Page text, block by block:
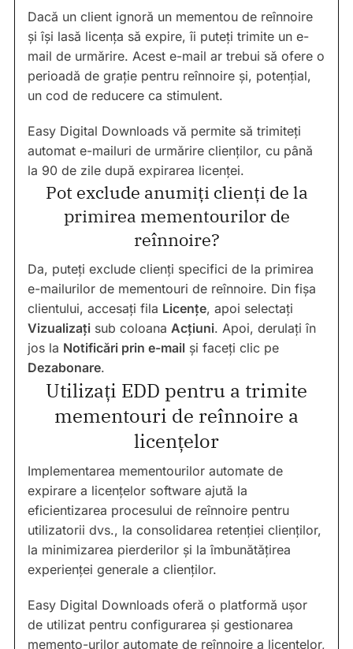
Dacă un client ignoră un mementou de reînnoire
și își lasă licența să expire, îi puteți trimite un e-
mail de urmărire. Acest e-mail ar trebui să ofere o
perioadă de grație pentru reînnoire și, potențial,
un cod de reducere ca stimulent.
Easy Digital Downloads vă permite să trimiteți
automat e-mailuri de urmărire clienților, cu până
la 90 de zile după expirarea licenței.
Pot exclude anumiți clienți de la
primirea mementourilor de
reînnoire?
Da, puteți exclude clienți specifici de la primirea
e-mailurilor de mementouri de reînnoire. Din fișa
clientului, accesați fila Licențe, apoi selectați
Vizualizați sub coloana Acțiuni. Apoi, derulați în
jos la Notificări prin e-mail și faceți clic pe
Dezabonare.
Utilizați EDD pentru a trimite
mementouri de reînnoire a
licențelor
Implementarea mementourilor automate de
expirare a licențelor software ajută la
eficientizarea procesului de reînnoire pentru
utilizatorii dvs., la consolidarea retenției clienților,
la minimizarea pierderilor și la îmbunătățirea
experienței generale a clienților.
Easy Digital Downloads oferă o platformă ușor
de utilizat pentru configurarea și gestionarea
memento-urilor automate de reînnoire a licențelor,